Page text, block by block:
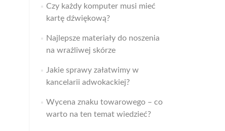
Czy każdy komputer musi mieć
kartę dźwiękową?
Najlepsze materiały do noszenia
na wrażliwej skórze
Jakie sprawy załatwimy w
kancelarii adwokackiej?
Wycena znaku towarowego – co
warto na ten temat wiedzieć?